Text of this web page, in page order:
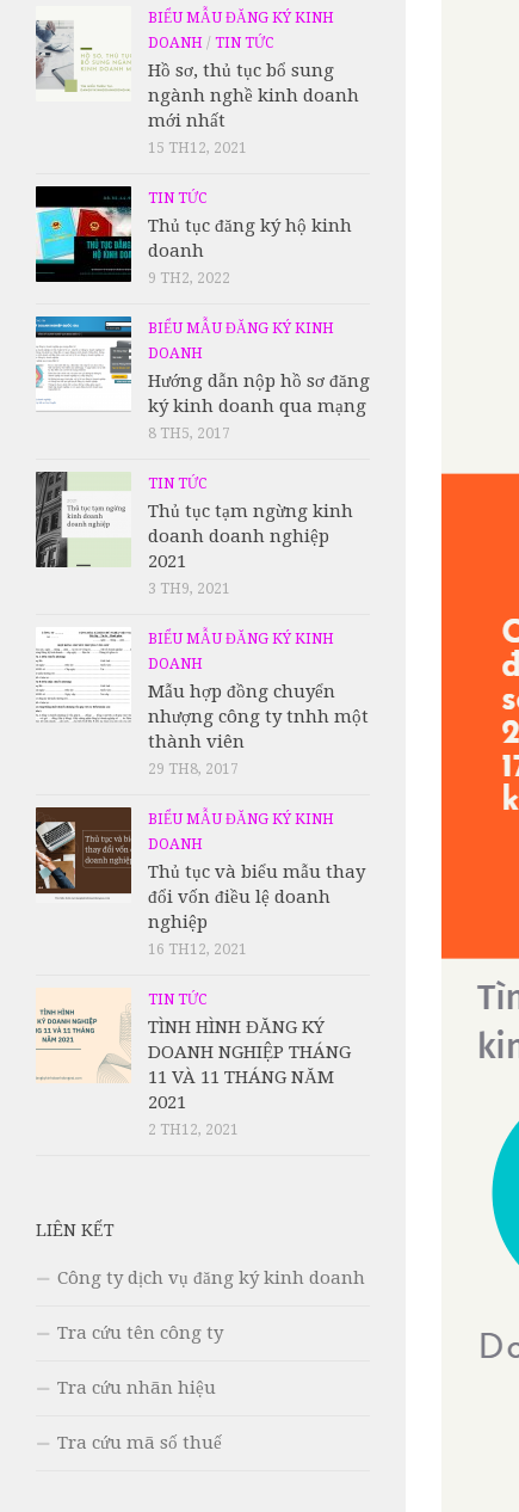
BIỂU MẪU ĐĂNG KÝ KINH
DOANH / TIN TỨC
Hồ sơ, thủ tục bổ sung
ngành nghề kinh doanh
mới nhất
15 TH12, 2021
TIN TỨC
Thủ tục đăng ký hộ kinh
doanh
9 TH2, 2022
BIỂU MẪU ĐĂNG KÝ KINH
DOANH
Hướng dẫn nộp hồ sơ đăng
ký kinh doanh qua mạng
8 TH5, 2017
TIN TỨC
Thủ tục tạm ngừng kinh
doanh doanh nghiệp
2021
3 TH9, 2021
BIỂU MẪU ĐĂNG KÝ KINH
DOANH
Mẫu hợp đồng chuyển
nhượng công ty tnhh một
thành viên
29 TH8, 2017
BIỂU MẪU ĐĂNG KÝ KINH
DOANH
Thủ tục và biểu mẫu thay
đổi vốn điều lệ doanh
nghiệp
16 TH12, 2021
TIN TỨC
TÌNH HÌNH ĐĂNG KÝ
DOANH NGHIỆP THÁNG
11 VÀ 11 THÁNG NĂM
2021
2 TH12, 2021
LIÊN KẾT
Công ty dịch vụ đăng ký kinh doanh
Tra cứu tên công ty
Tra cứu nhãn hiệu
Tra cứu mã số thuế